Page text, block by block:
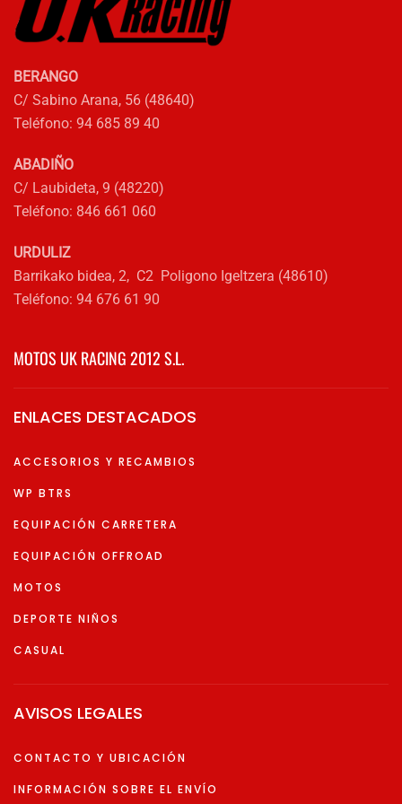
elegir
en
de
BERANGO
C/ Sabino Arana, 56 (48640)
Teléfono: 94 685 89 40
ABADIÑO
C/ Laubideta, 9 (48220)
Teléfono: 846 661 060
URDULIZ
Barrikako bidea, 2, C2 Poligono Igeltzera (48610)
Teléfono: 94 676 61 90
MOTOS UK RACING 2012 S.L.
ENLACES DESTACADOS
ACCESORIOS Y RECAMBIOS
WP BTRS
EQUIPACIÓN CARRETERA
EQUIPACIÓN OFFROAD
MOTOS
DEPORTE NIÑOS
CASUAL
AVISOS LEGALES
CONTACTO Y UBICACIÓN
INFORMACIÓN SOBRE EL ENVÍO